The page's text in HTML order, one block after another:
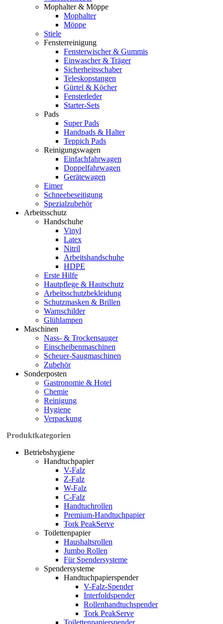
Mophalter & Möppe
Mophalter
Möppe
Stiele
Fensterreinigung
Fensterwischer & Gummis
Einwascher & Träger
Sicherheitsschaber
Teleskopstangen
Gürtel & Köcher
Fensterleder
Starter-Sets
Pads
Super Pads
Handpads & Halter
Teppich Pads
Reinigungswagen
Einfachfahrwagen
Doppelfahrwagen
Gerätewagen
Eimer
Schneebeseitigung
Spezialzubehör
Arbeitsschutz
Handschuhe
Vinyl
Latex
Nitril
Arbeitshandschuhe
HDPE
Erste Hilfe
Hautpflege & Hautschutz
Arbeitsschutzbekleidung
Schutzmasken & Brillen
Warnschilder
Glühlampen
Maschinen
Nass- & Trockensauger
Einscheibenmaschinen
Scheuer-Saugmaschinen
Zubehör
Sonderposten
Gastronomie & Hotel
Chemie
Reinigung
Hygiene
Verpackung
Produktkategorien
Betriebshygiene
Handtuchpapier
V-Falz
Z-Falz
W-Falz
C-Falz
Handtuchrollen
Premium-Handtuchpapier
Tork PeakServe
Toilettenpapier
Haushaltsrollen
Jumbo Rollen
Für Spendersysteme
Spendersysteme
Handtuchpapierspender
V-Falz-Spender
Interfoldspender
Rollenhandtuchspender
Tork PeakServe
Toilettenpapierspender